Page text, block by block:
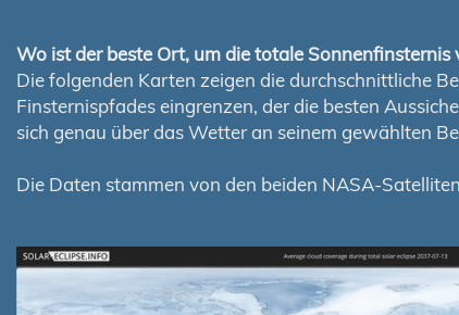
Wo ist der beste Ort, um die totale
Die folgenden Karten zeigen die durchschnittliche
Finsternispfades eingrenzen, der die besten
sich genau über das Wetter an seinem gewählten
Die Daten stammen von den beiden NASA-Satelliten